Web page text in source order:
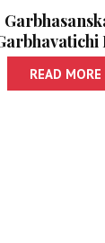
Ani
Balsangopan
READ MORE